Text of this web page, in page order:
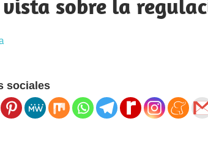
sobre la
sociales